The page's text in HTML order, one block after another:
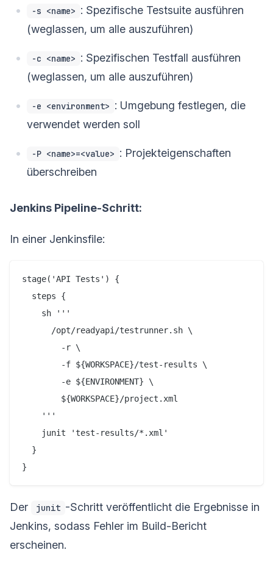
-s <name> : Spezifische Testsuite ausführen
(weglassen, um alle auszuführen)
-c <name> : Spezifischen Testfall ausführen
(weglassen, um alle auszuführen)
-e <environment> : Umgebung festlegen, die
verwendet werden soll
-P <name>=<value> : Projekteigenschaften
überschreiben
Jenkins Pipeline-Schritt:
In einer Jenkinsfile:
stage('API Tests') {
  steps {
    sh '''
      /opt/readyapi/testrunner.sh \
        -r \
        -f ${WORKSPACE}/test-results \
        -e ${ENVIRONMENT} \
        ${WORKSPACE}/project.xml
    '''
    junit 'test-results/*.xml'
  }
Der junit -Schritt veröffentlicht die Ergebnisse in
Jenkins, sodass Fehler im Build-Bericht
erscheinen.